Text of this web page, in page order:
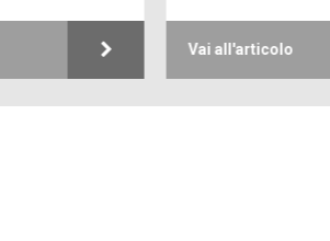
Vai all'articolo